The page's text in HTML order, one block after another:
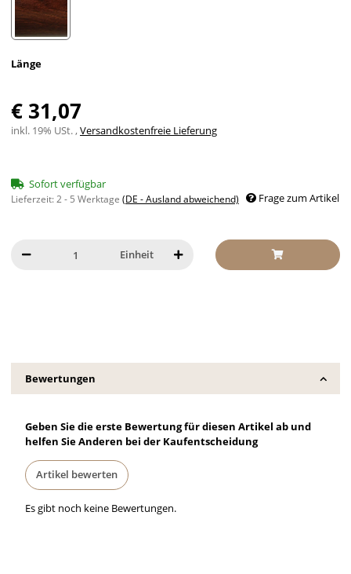
Länge
€ 31,07
inkl. 19% USt. ,Versandkostenfreie Lieferung
Sofort verfügbar
Lieferzeit:2 - 5 Werktage (DE - Ausland abweichend) Frage zum Artikel
Einheit
Bewertungen
Geben Sie die erste Bewertung für diesen Artikel ab und
helfen Sie Anderen bei der Kaufentscheidung
Artikel bewerten
Es gibt noch keine Bewertungen.